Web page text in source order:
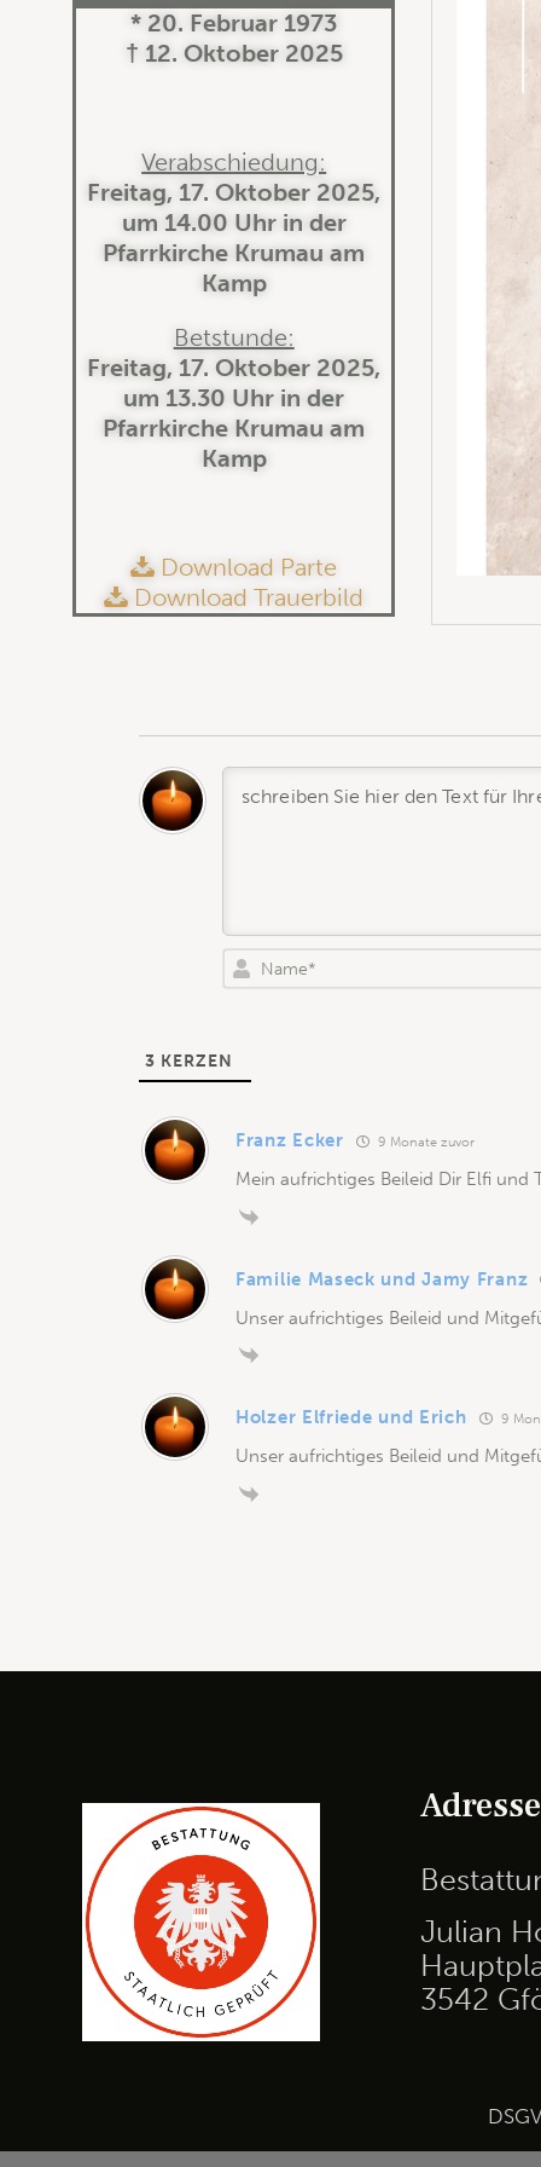
* 20. Februar 1973
† 12. Oktober 2025
Verabschiedung:
Freitag, 17. Oktober 2025,
um 14.00 Uhr in der
Pfarrkirche Krumau am
Kamp
Betstunde:
Freitag, 17. Oktober 2025,
um 13.30 Uhr in der
Pfarrkirche Krumau am
Kamp
Download Parte
Download Trauerbild
3 KERZEN
Franz Ecker 9 Monate zuvor
Mein aufrichtiges Beileid Dir Elfi
Familie Maseck und Jamy Franz
Unser aufrichtiges Beileid und
Holzer Elfriede und Erich 9
Unser aufrichtiges Beileid und
Adresse
Julian
3542